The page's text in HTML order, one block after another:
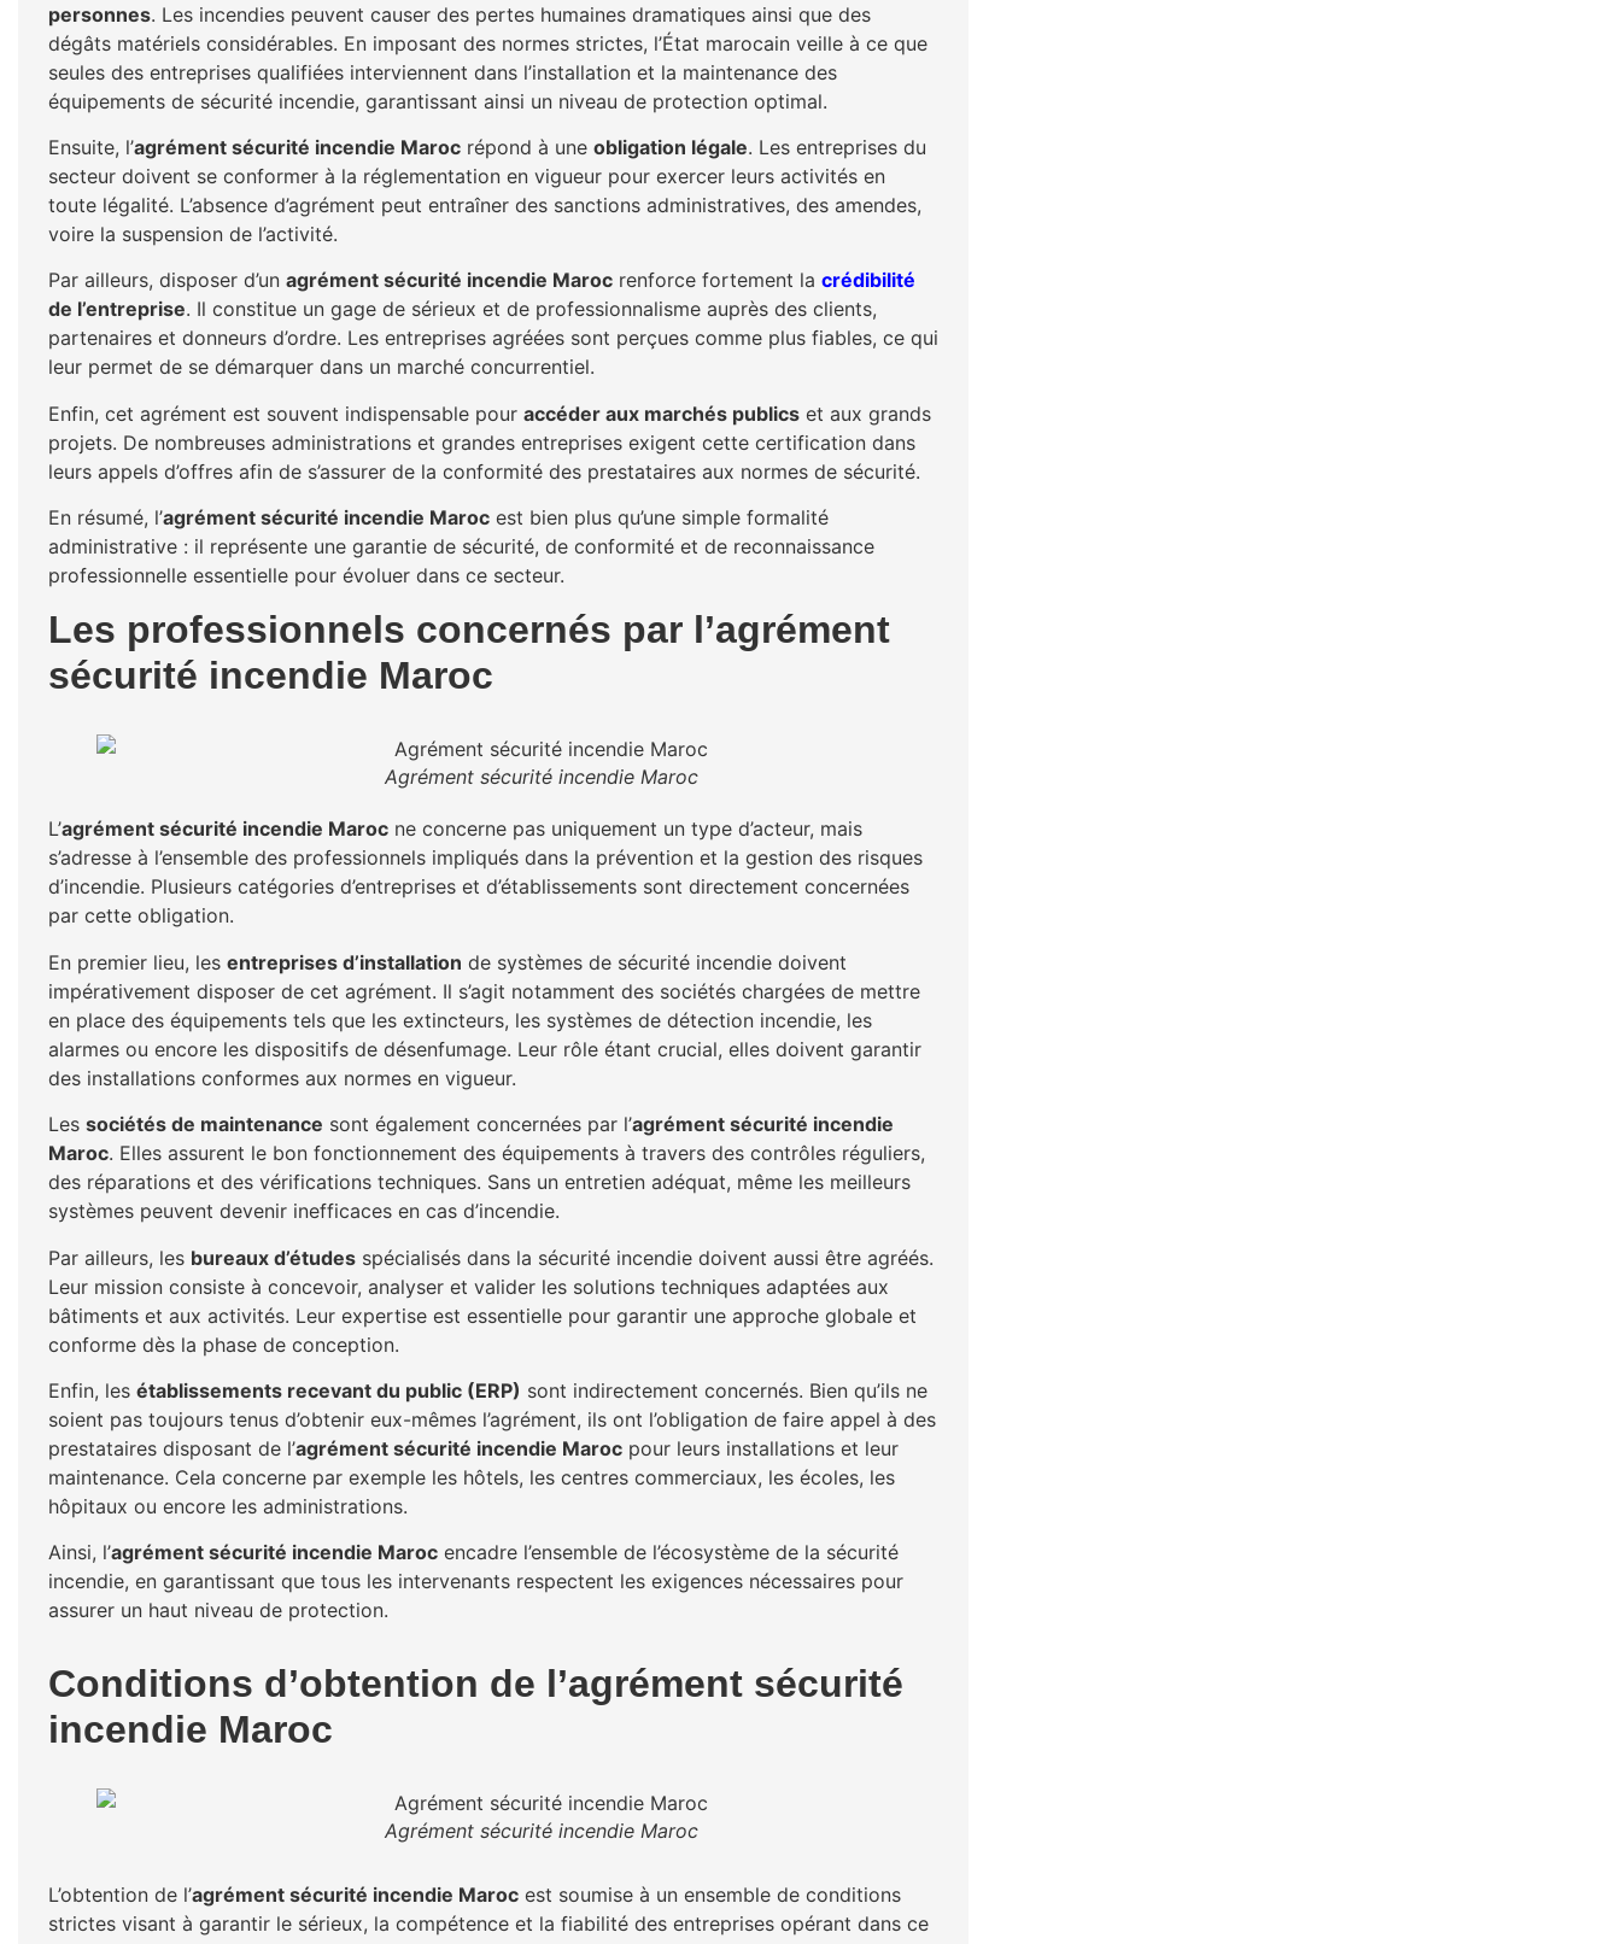
personnes. Les incendies peuvent causer des pertes humaines dramatiques ainsi que des
dégâts matériels considérables. En imposant des normes strictes, l’État marocain veille à ce que
seules des entreprises qualifiées interviennent dans l’installation et la maintenance des
équipements de sécurité incendie, garantissant ainsi un niveau de protection optimal.
Ensuite, l’agrément sécurité incendie Maroc répond à une obligation légale. Les entreprises du
secteur doivent se conformer à la réglementation en vigueur pour exercer leurs activités en
toute légalité. L’absence d’agrément peut entraîner des sanctions administratives, des amendes,
voire la suspension de l’activité.
Par ailleurs, disposer d’un agrément sécurité incendie Maroc renforce fortement la crédibilité
de l’entreprise. Il constitue un gage de sérieux et de professionnalisme auprès des clients,
partenaires et donneurs d’ordre. Les entreprises agréées sont perçues comme plus fiables, ce qui
leur permet de se démarquer dans un marché concurrentiel.
Enfin, cet agrément est souvent indispensable pour accéder aux marchés publics et aux grands
projets. De nombreuses administrations et grandes entreprises exigent cette certification dans
leurs appels d’offres afin de s’assurer de la conformité des prestataires aux normes de sécurité.
En résumé, l’agrément sécurité incendie Maroc est bien plus qu’une simple formalité
administrative : il représente une garantie de sécurité, de conformité et de reconnaissance
professionnelle essentielle pour évoluer dans ce secteur.
Les professionnels concernés par l’agrément
sécurité incendie Maroc
Agrément sécurité incendie Maroc
L’agrément sécurité incendie Maroc ne concerne pas uniquement un type d’acteur, mais
s’adresse à l’ensemble des professionnels impliqués dans la prévention et la gestion des risques
d’incendie. Plusieurs catégories d’entreprises et d’établissements sont directement concernées
par cette obligation.
En premier lieu, les entreprises d’installation de systèmes de sécurité incendie doivent
impérativement disposer de cet agrément. Il s’agit notamment des sociétés chargées de mettre
en place des équipements tels que les extincteurs, les systèmes de détection incendie, les
alarmes ou encore les dispositifs de désenfumage. Leur rôle étant crucial, elles doivent garantir
des installations conformes aux normes en vigueur.
Les sociétés de maintenance sont également concernées par l’agrément sécurité incendie
Maroc. Elles assurent le bon fonctionnement des équipements à travers des contrôles réguliers,
des réparations et des vérifications techniques. Sans un entretien adéquat, même les meilleurs
systèmes peuvent devenir inefficaces en cas d’incendie.
Par ailleurs, les bureaux d’études spécialisés dans la sécurité incendie doivent aussi être agréés.
Leur mission consiste à concevoir, analyser et valider les solutions techniques adaptées aux
bâtiments et aux activités. Leur expertise est essentielle pour garantir une approche globale et
conforme dès la phase de conception.
Enfin, les établissements recevant du public (ERP) sont indirectement concernés. Bien qu’ils ne
soient pas toujours tenus d’obtenir eux-mêmes l’agrément, ils ont l’obligation de faire appel à des
prestataires disposant de l’agrément sécurité incendie Maroc pour leurs installations et leur
maintenance. Cela concerne par exemple les hôtels, les centres commerciaux, les écoles, les
hôpitaux ou encore les administrations.
Ainsi, l’agrément sécurité incendie Maroc encadre l’ensemble de l’écosystème de la sécurité
incendie, en garantissant que tous les intervenants respectent les exigences nécessaires pour
assurer un haut niveau de protection.
Conditions d’obtention de l’agrément sécurité
incendie Maroc
Agrément sécurité incendie Maroc
L’obtention de l’agrément sécurité incendie Maroc est soumise à un ensemble de conditions
strictes visant à garantir le sérieux, la compétence et la fiabilité des entreprises opérant dans ce